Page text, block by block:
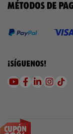
MÉTODOS DE
¡SÍGUENOS!